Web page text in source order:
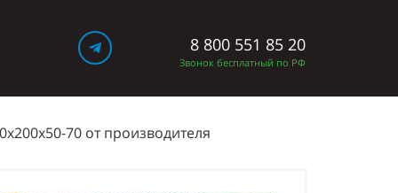
8 800 551 85 20
Звонок бесплатный по РФ
70 от производителя